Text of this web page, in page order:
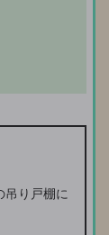
吊り戸棚に